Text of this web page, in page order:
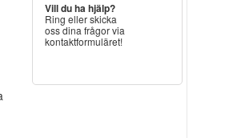
Vill du ha hjälp?
Ring eller skicka
oss dina frågor via
kontaktformuläret!